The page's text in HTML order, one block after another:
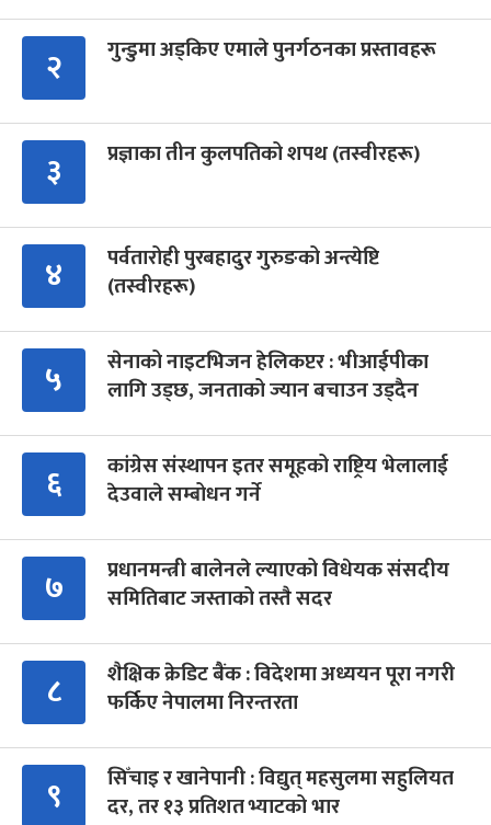
२ गुन्डुमा अड्किए एमाले पुनर्गठनका प्रस्तावहरू
३ प्रज्ञाका तीन कुलपतिको शपथ (तस्वीरहरू)
४
पर्वतारोही पुरबहादुर गुरुङको अन्त्येष्टि
(तस्वीरहरू)
५
सेनाको नाइटभिजन हेलिकप्टर : भीआईपीका
लागि उड्छ, जनताको ज्यान बचाउन उड्दैन
६
कांग्रेस संस्थापन इतर समूहको राष्ट्रिय भेलालाई
देउवाले सम्बोधन गर्ने
७
प्रधानमन्त्री बालेनले ल्याएको विधेयक संसदीय
समितिबाट जस्ताको तस्तै सदर
८
शैक्षिक क्रेडिट बैंक : विदेशमा अध्ययन पूरा नगरी
फर्किए नेपालमा निरन्तरता
९
सिँचाइ र खानेपानी : विद्युत् महसुलमा सहुलियत
दर, तर १३ प्रतिशत भ्याटको भार